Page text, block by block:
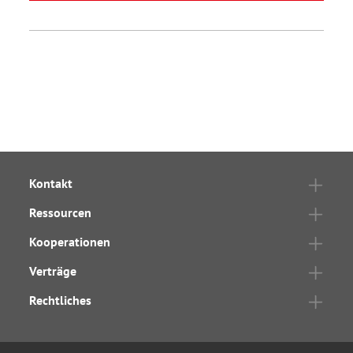
Kontakt
Ressourcen
Kooperationen
Verträge
Rechtliches